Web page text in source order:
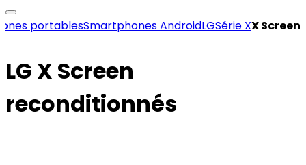
portablesSmartphones AndroidLGSérie XX Screen
LG X Screen
reconditionnés